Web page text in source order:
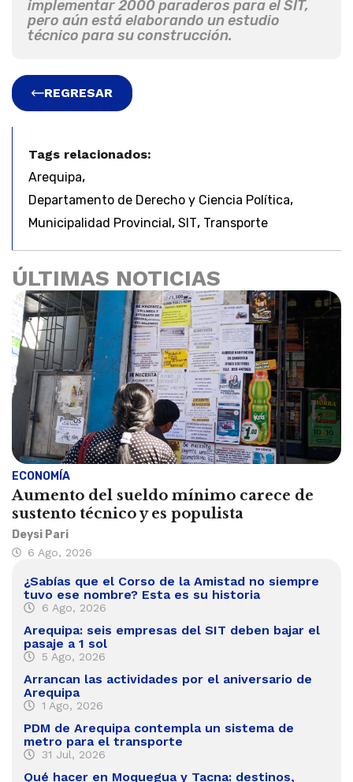
implementar 2000 paraderos para el SIT,
pero aún está elaborando un estudio
técnico para su construcción.
REGRESAR
Tags relacionados:
Arequipa,
Departamento de Derecho y Ciencia Política,
Municipalidad Provincial , SIT, Transporte
ÚLTIMAS NOTICIAS
ECONOMÍA
Aumento del sueldo mínimo carece de
sustento técnico y es populista
Deysi Pari
6 Ago, 2026
¿Sabías que el Corso de la Amistad no siempre
tuvo ese nombre? Esta es su historia
6 Ago, 2026
Arequipa: seis empresas del SIT deben bajar el
pasaje a 1 sol
5 Ago, 2026
Arrancan las actividades por el aniversario de
Arequipa
1 Ago, 2026
PDM de Arequipa contempla un sistema de
metro para el transporte
31 Jul, 2026
Qué hacer en Moquegua y Tacna: destinos,